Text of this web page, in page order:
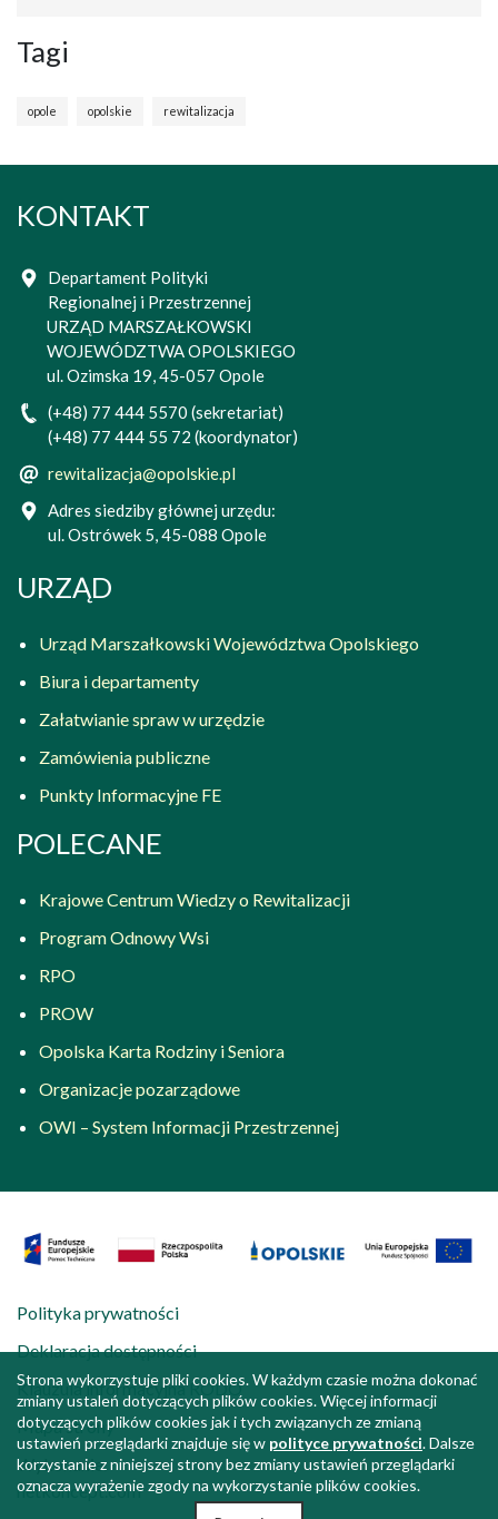
Tagi
opole opolskie rewitalizacja
KONTAKT
Departament Polityki
Regionalnej i Przestrzennej
URZĄD MARSZAŁKOWSKI
WOJEWÓDZTWA OPOLSKIEGO
ul. Ozimska 19, 45-057 Opole
(+48) 77 444 5570 (sekretariat)
(+48) 77 444 55 72 (koordynator)
rewitalizacja@opolskie.pl
Adres siedziby głównej urzędu:
ul. Ostrówek 5, 45-088 Opole
URZĄD
Urząd Marszałkowski Województwa Opolskiego
Biura i departamenty
Załatwianie spraw w urzędzie
Zamówienia publiczne
Punkty Informacyjne FE
POLECANE
Krajowe Centrum Wiedzy o Rewitalizacji
Program Odnowy Wsi
RPO
PROW
Opolska Karta Rodziny i Seniora
Organizacje pozarządowe
OWI – System Informacji Przestrzennej
Polityka prywatności
Deklaracja dostępności
Klauzula informacyjna RODO
Mapa strony
Wykonanie:
netkoncept.com
Strona wykorzystuje pliki cookies. W każdym czasie można dokonać
zmiany ustaleń dotyczących plików cookies. Więcej informacji
dotyczących plików cookies jak i tych związanych ze zmianą
ustawień przeglądarki znajduje się w polityce prywatności. Dalsze
korzystanie z niniejszej strony bez zmiany ustawień przeglądarki
oznacza wyrażenie zgody na wykorzystanie plików cookies.